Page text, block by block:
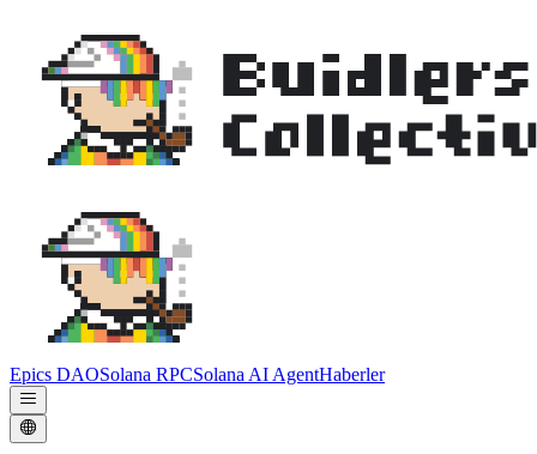
Epics DAOSolana RPCSolana AI AgentHaberler